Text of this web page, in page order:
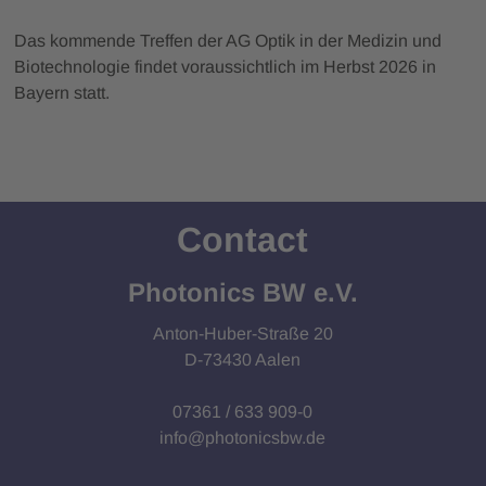
Das kommende Treffen der AG Optik in der Medizin und
Biotechnologie findet voraussichtlich im Herbst 2026 in
Bayern statt.
Contact
Photonics BW e.V.
Anton-Huber-Straße 20
D-73430 Aalen
07361 / 633 909-0
info@photonicsbw.de